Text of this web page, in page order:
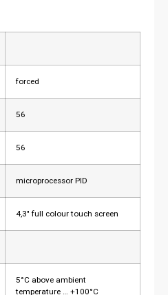
forced
56
56
microprocessor PID
4,3″ full colour touch screen
5°C above ambient
temperature … +100°C